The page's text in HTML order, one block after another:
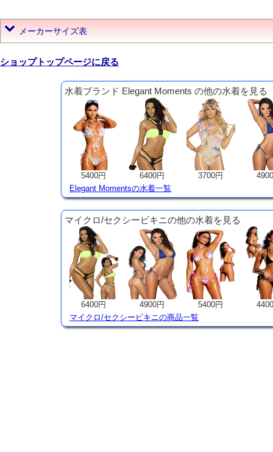
メーカーサイズ表
ショップトップページに戻る
水着ブランド Elegant Moments の他の水着を見る
5400円 6400円 3700円
Elegant Momentsの水着一覧
マイクロ/セクシービキニの他の水着を見る
6400円 4900円 5400円
マイクロ/セクシービキニの商品一覧